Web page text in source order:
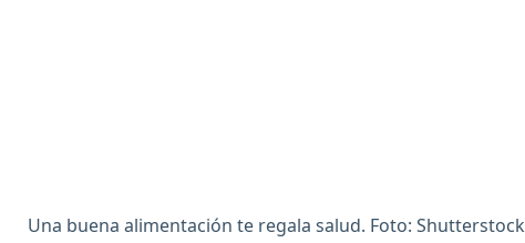
Una buena alimentación te regala salud. Foto: Shutterstock